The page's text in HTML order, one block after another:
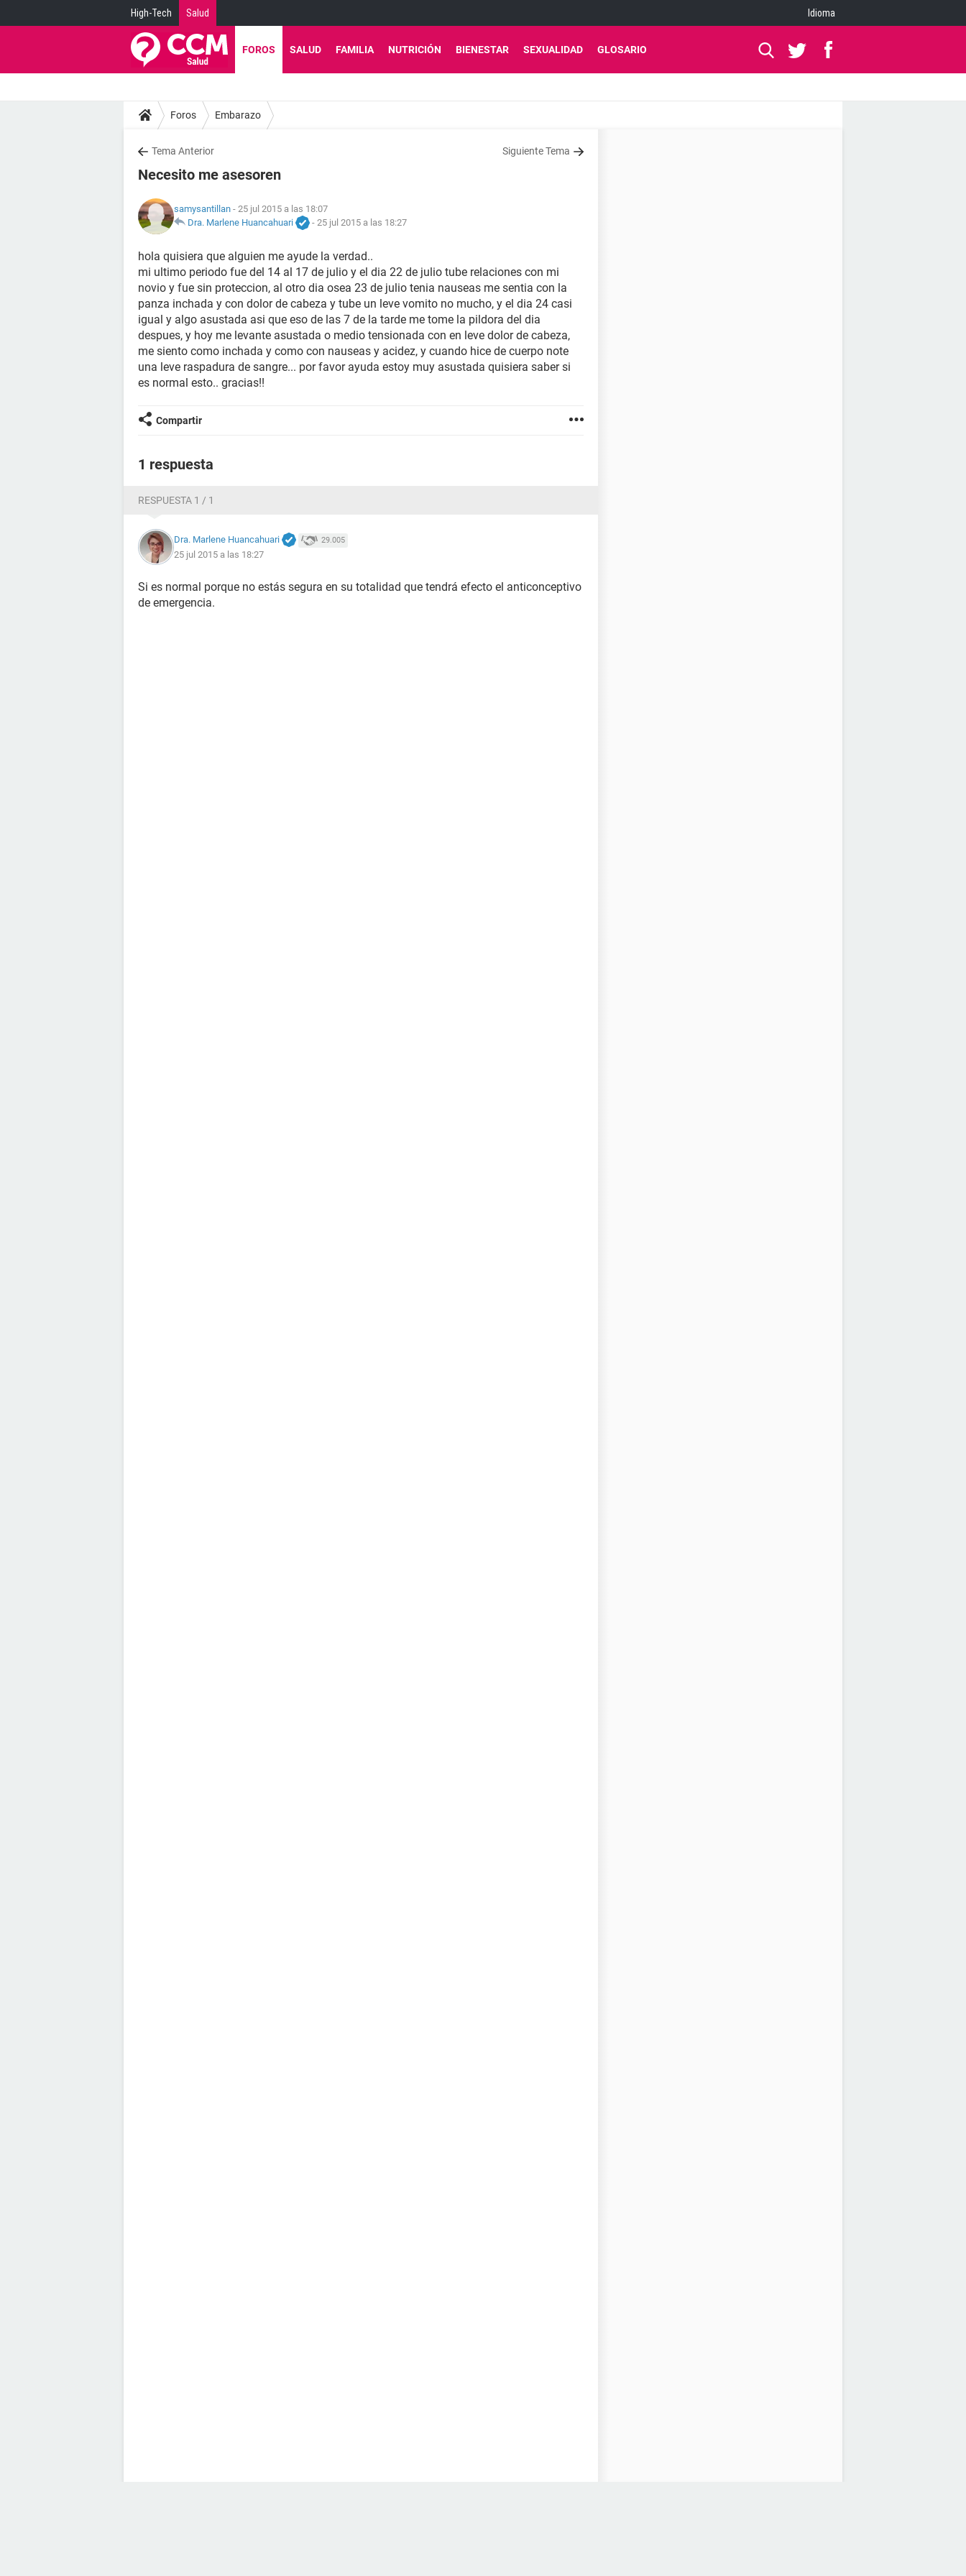
High-Tech Salud Idioma
FOROS SALUD FAMILIA NUTRICIÓN BIENESTAR SEXUALIDAD GLOSARIO
Foros Embarazo
Tema Anterior Siguiente Tema
Necesito me asesoren
samysantillan - 25 jul 2015 a las 18:07
Dra. Marlene Huancahuari
- 25 jul 2015 a las 18:27
hola quisiera que alguien me ayude la verdad..
mi ultimo periodo fue del 14 al 17 de julio y el dia 22 de julio tube relaciones con mi
novio y fue sin proteccion, al otro dia osea 23 de julio tenia nauseas me sentia con la
panza inchada y con dolor de cabeza y tube un leve vomito no mucho, y el dia 24 casi
igual y algo asustada asi que eso de las 7 de la tarde me tome la pildora del dia
despues, y hoy me levante asustada o medio tensionada con en leve dolor de cabeza,
me siento como inchada y como con nauseas y acidez, y cuando hice de cuerpo note
una leve raspadura de sangre... por favor ayuda estoy muy asustada quisiera saber si
es normal esto.. gracias!!
Compartir
1 respuesta
RESPUESTA 1 / 1
Dra. Marlene Huancahuari 29.005
25 jul 2015 a las 18:27
Si es normal porque no estás segura en su totalidad que tendrá efecto el anticonceptivo
de emergencia.